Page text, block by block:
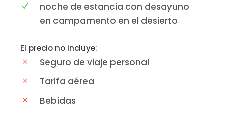
noche de estancia con desayuno
en campamento en el desierto
El precio no incluye:
Seguro de viaje personal
Tarifa aérea
Bebidas